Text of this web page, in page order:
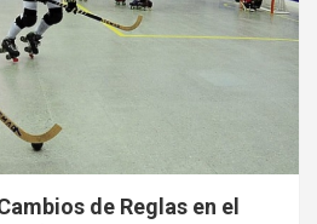
de Reglas en el